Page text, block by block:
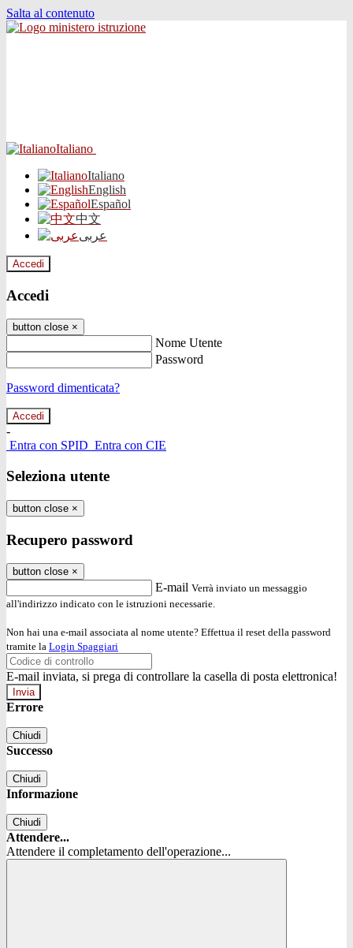
Salta al contenuto
Italiano
Italiano
English
Español
中文
عربى
Accedi
Accedi
button close ×
Nome Utente
Password
Password dimenticata?
-
Entra con SPID Entra con CIE
Seleziona utente
button close ×
Recupero password
button close ×
E-mail Verrà inviato un messaggio
all'indirizzo indicato con le istruzioni necessarie.
Non hai una e-mail associata al nome utente? Effettua il reset della password
tramite la Login Spaggiari
E-mail inviata, si prega di controllare la casella di posta elettronica!
Errore
Chiudi
Successo
Chiudi
Informazione
Chiudi
Attendere...
Attendere il completamento dell'operazione...